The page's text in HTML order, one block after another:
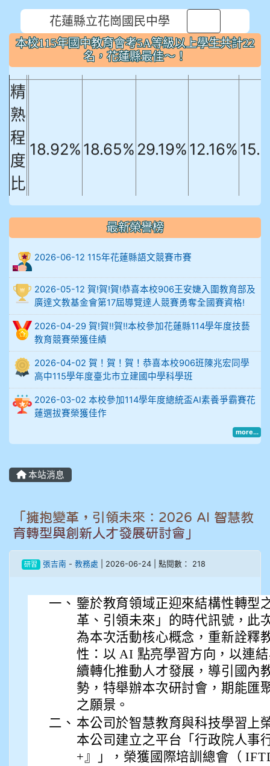
花蓮縣立花崗國民中學
本校115年國中教育會考5A等級以上學生共計22
名，花蓮縣最佳～！
本校115年國中教育會考5A等級以上
學生共計22名，花蓮縣最佳～！
英文 數學
精
熟
程
度
比
18.92% 18.65% 29.19% 12.16%
906陳兆宏 5A10+ 作文5
912余 嘉 5A10+
914謝佩臻 5A10+
902蘇奕愷
903陳品帆
904彭子庭
905蔣昇和
907張晏寧
908彭主豪
909林玉楓
910溫婕伶
最新榮譽榜
2026-06-12 115年花蓮縣語文競賽市賽
2026-05-12 賀!賀!賀!恭喜本校906王安婕入圍教育部及
廣達文教基金會第17屆導覽達人競賽勇奪全國賽資格!
2026-04-29 賀!賀!!賀!!本校參加花蓮縣114學年度技藝
教育競賽榮獲佳績
2026-04-02 賀！賀！賀！恭喜本校906班陳兆宏同學
高中115學年度臺北市立建國中學科學班
2026-03-02 本校參加114學年度總統盃AI素養爭霸賽花
蓮選拔賽榮獲佳作
more...
本站消息
「擁抱變革，引領未來：2026 AI 智慧教
育轉型與創新人才發展研討會」
研習 張吉南 - 教務處 | 2026-06-24 | 點閱數： 218
一、 鑒於教育領域正迎來結構性轉型
革、引領未來」的時代訊號，此
為本次活動核心概念，重新詮釋
性：以 AI 點亮學習方向，以連
續轉化推動人才發展，導引國內
勢，特舉辦本次研討會，期能匯
之願景。
二、 本公司於智慧教育與科技學習上
本公司建立之平台「行政院人事
+』」，榮獲國際培訓總會（